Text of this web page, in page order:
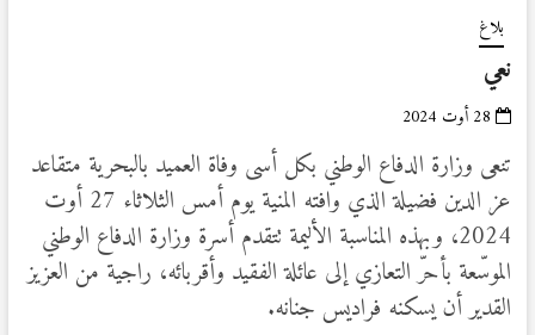
بلاغ
نعي
28 أوت 2024
تنعى وزارة الدفاع الوطني بكل أسى وفاة العميد بالبحرية متقاعد
عز الدين فضيلة الذي وافته المنية يوم أمس الثلاثاء 27 أوت
2024، وبهذه المناسبة الأليمة تتقدم أسرة وزارة الدفاع الوطني
الموسّعة بأحرّ التعازي إلى عائلة الفقيد وأقربائه، راجية من العزيز
القدير أن يسكنه فراديس جنانه.